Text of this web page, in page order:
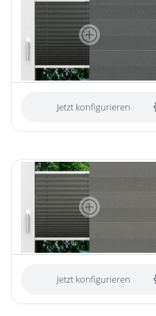
Jetzt konfigurieren
Jetzt konfigurieren